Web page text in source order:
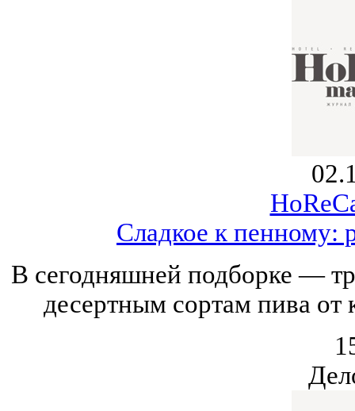
Сладкое к пенному:
В сегодняшней подборке —
десертным сортам пива